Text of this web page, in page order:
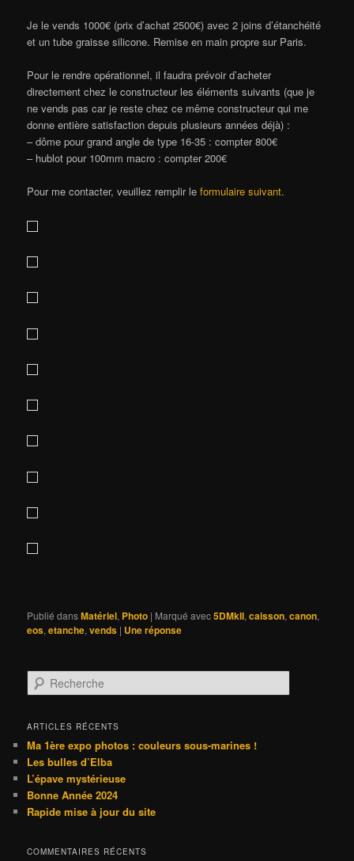
Je le vends 1000€ (prix d’achat 2500€) avec 2 joins d’étanchéité
et un tube graisse silicone. Remise en main propre sur Paris.
Pour le rendre opérationnel, il faudra prévoir d’acheter
directement chez le constructeur les éléments suivants (que je
ne vends pas car je reste chez ce même constructeur qui me
donne entière satisfaction depuis plusieurs années déjà) :
– dôme pour grand angle de type 16-35 : compter 800€
– hublot pour 100mm macro : compter 200€
Pour me contacter, veuillez remplir leformulaire suivant.
Publié dansMatériel, Photo | Marqué avec5DMkII,caisson,canon,
eos,etanche,vends | Uneréponse
e
h
r
c
h
e
ARTICLES RÉCENTS
Ma 1ère expo photos : couleurs sous-marines !
Les bulles d’Elba
L’épave mystérieuse
Bonne Année 2024
Rapide mise à jour du site
COMMENTAIRES RÉCENTS